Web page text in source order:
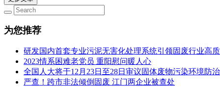
为您推荐
研发国内首套专业污泥无害化处理系统引领固废行业高
2023情系困难老党员 重阳慰问暖人心
全国人大将于12月23日至28日审议固体废物污染环境防
严查！跨市非法倾倒固废 江门两企业被查处